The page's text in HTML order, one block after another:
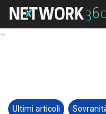
Ultimi articoli